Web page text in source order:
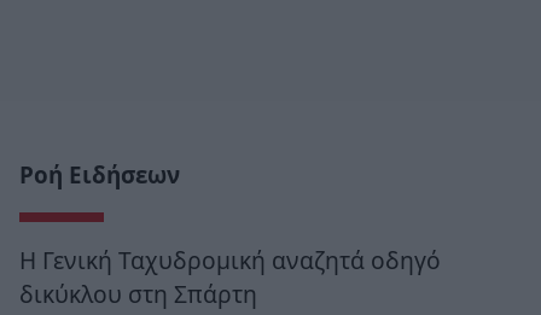
Ροή Ειδήσεων
Η Γενική Ταχυδρομική αναζητά οδηγό
δικύκλου στη Σπάρτη